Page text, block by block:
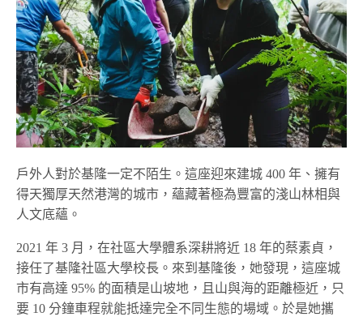
戶外人對於基隆一定不陌生。這座迎來建城 400 年、擁有
得天獨厚天然港灣的城市，蘊藏著極為豐富的淺山林相與
人文底蘊。
2021 年 3 月，在社區大學體系深耕將近 18 年的蔡素貞，
接任了基隆社區大學校長。來到基隆後，她發現，這座城
市有高達 95% 的面積是山坡地，且山與海的距離極近，只
要 10 分鐘車程就能抵達完全不同生態的場域。於是她攜